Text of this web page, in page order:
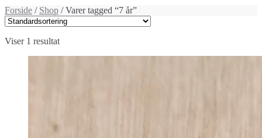
Forside / Shop / Varer tagged “7 år”
Viser 1 resultat